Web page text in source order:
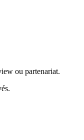
ou partenariat.